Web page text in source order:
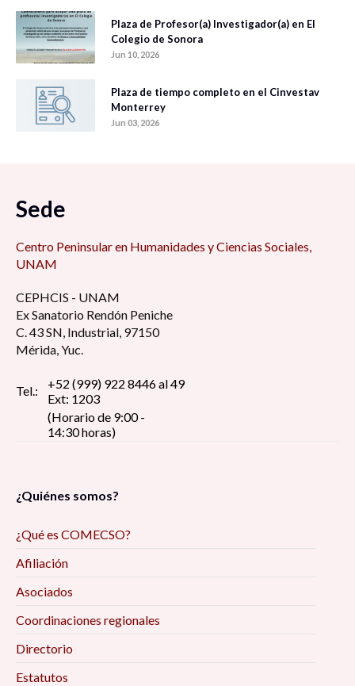
Plaza de Profesor(a) Investigador(a) en El
Colegio de Sonora
Jun 10, 2026
Plaza de tiempo completo en el Cinvestav
Monterrey
Jun 03, 2026
Sede
Centro Peninsular en Humanidades y Ciencias Sociales,
UNAM
CEPHCIS - UNAM
Ex Sanatorio Rendón Peniche
C. 43 SN, Industrial, 97150
Mérida, Yuc.
Tel.:
+52 (999) 922 8446 al 49
Ext: 1203
(Horario de 9:00 -
14:30 horas)
¿Quiénes somos?
¿Qué es COMECSO?
Afiliación
Asociados
Coordinaciones regionales
Directorio
Estatutos